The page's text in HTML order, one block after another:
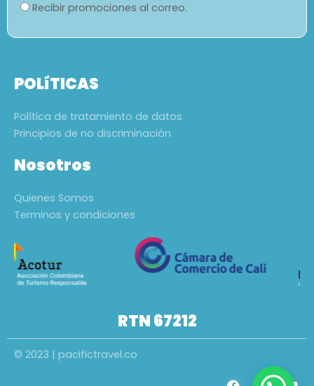
Recibir promociones al correo.
POLíTICAS
Política de tratamiento de datos
Principios de no discriminación
Nosotros
Quienes Somos
Terminos y condiciones
RTN 67212
© 2023 | pacifictravel.co
F I Y